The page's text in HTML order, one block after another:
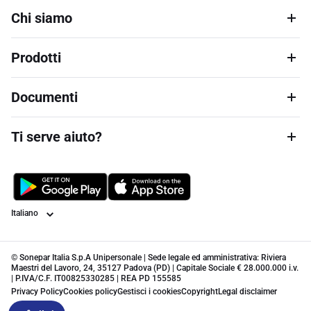
Chi siamo
Prodotti
Documenti
Ti serve aiuto?
Lingua
© Sonepar Italia S.p.A Unipersonale | Sede legale ed amministrativa: Riviera
Maestri del Lavoro, 24, 35127 Padova (PD) | Capitale Sociale € 28.000.000 i.v.
| P.IVA/C.F. IT00825330285 | REA PD 155585
Privacy PolicyCookies policyGestisci i cookiesCopyrightLegal disclaimer